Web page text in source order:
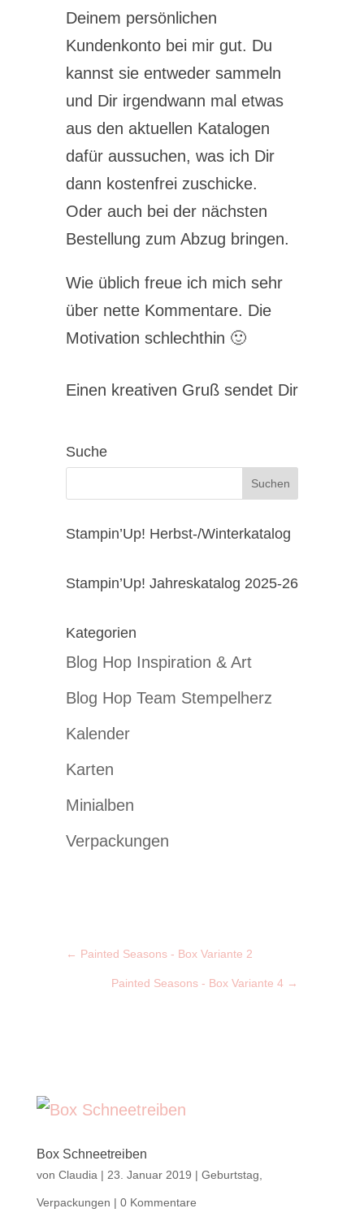
Deinem persönlichen
Kundenkonto bei mir gut. Du
kannst sie entweder sammeln
und Dir irgendwann mal etwas
aus den aktuellen Katalogen
dafür aussuchen, was ich Dir
dann kostenfrei zuschicke.
Oder auch bei der nächsten
Bestellung zum Abzug bringen.
Wie üblich freue ich mich sehr
über nette Kommentare. Die
Motivation schlechthin 🙂
Einen kreativen Gruß sendet Dir
Suche
Stampin’Up! Herbst-/Winterkatalog
Stampin’Up! Jahreskatalog 2025-26
Kategorien
Blog Hop Inspiration & Art
Blog Hop Team Stempelherz
Kalender
Karten
Minialben
Verpackungen
← Painted Seasons - Box Variante 2
Painted Seasons - Box Variante 4 →
Box Schneetreiben
von Claudia | 23. Januar 2019 | Geburtstag
Verpackungen | 0 Kommentare